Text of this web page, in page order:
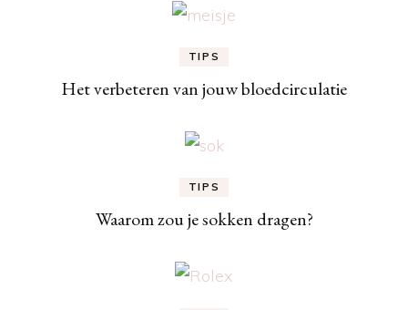
TIPS
Het verbeteren van jouw bloedcirculatie
TIPS
Waarom zou je sokken dragen?